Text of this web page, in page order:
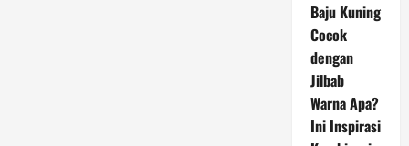
Baju Kuning
Cocok
dengan
Jilbab
Warna Apa?
Ini Inspirasi